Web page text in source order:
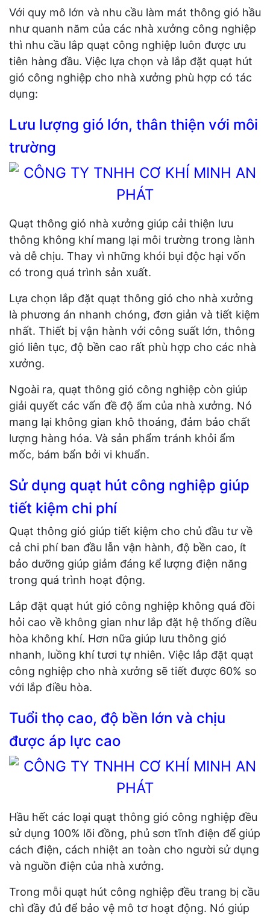
Với quy mô lớn và nhu cầu làm mát thông gió hầu
như quanh năm của các nhà xưởng công nghiệp
thì nhu cầu lắp quạt công nghiệp luôn được ưu
tiên hàng đầu. Việc lựa chọn và lắp đặt quạt hút
gió công nghiệp cho nhà xưởng phù hợp có tác
dụng:
Lưu lượng gió lớn, thân thiện với môi
trường
Quạt thông gió nhà xưởng giúp cải thiện lưu
thông không khí mang lại môi trường trong lành
và dễ chịu. Thay vì những khói bụi độc hại vốn
có trong quá trình sản xuất.
Lựa chọn lắp đặt quạt thông gió cho nhà xưởng
là phương án nhanh chóng, đơn giản và tiết kiệm
nhất. Thiết bị vận hành với công suất lớn, thông
gió liên tục, độ bền cao rất phù hợp cho các nhà
xưởng.
Ngoài ra, quạt thông gió công nghiệp còn giúp
giải quyết các vấn đề độ ẩm của nhà xưởng. Nó
mang lại không gian khô thoáng, đảm bảo chất
lượng hàng hóa. Và sản phẩm tránh khỏi ẩm
mốc, bám bẩn bởi vi khuẩn.
Sử dụng quạt hút công nghiệp giúp
tiết kiệm chi phí
Quạt thông gió giúp tiết kiệm cho chủ đầu tư về
cả chi phí ban đầu lẫn vận hành, độ bền cao, ít
bảo dưỡng giúp giảm đáng kể lượng điện năng
trong quá trình hoạt động.
Lắp đặt quạt hút gió công nghiệp không quá đồi
hỏi cao về không gian như lắp đặt hệ thống điều
hòa không khí. Hơn nữa giúp lưu thông gió
nhanh, luồng khí tươi tự nhiên. Việc lắp đặt quạt
công nghiệp cho nhà xưởng sẽ tiết được 60% so
với lắp điều hòa.
Tuổi thọ cao, độ bền lớn và chịu
được áp lực cao
Hầu hết các loại quạt thông gió công nghiệp đều
sử dụng 100% lõi đồng, phủ sơn tĩnh điện để giúp
cách điện, cách nhiệt an toàn cho người sử dụng
và nguồn điện của nhà xưởng.
Trong mỗi quạt hút công nghiệp đều trang bị cầu
chì đầy đủ để bảo vệ mô tơ hoạt động. Nó giúp